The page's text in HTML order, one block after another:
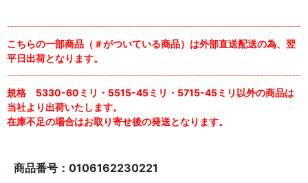
こちらの一部商品（＃がついている商品）は外部直送配送の為、翌
平日出荷となります。
規格 5330-60ミリ・5515-45ミリ・5715-45ミリ以外の商品は
当社より出荷いたします。
在庫不足の場合はお取り寄せ後の発送となります。
商品番号：0106162230221